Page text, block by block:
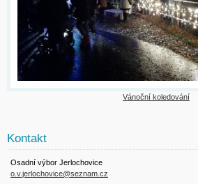
Vánoční koledování
Kontakt
Osadní výbor Jerlochovice
o.v.jerlochovice@seznam.cz